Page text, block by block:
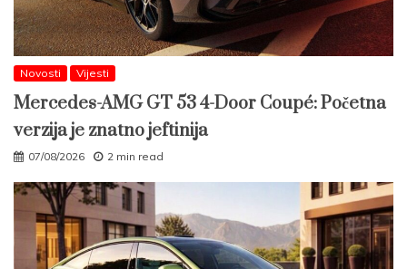
Novosti Vijesti
Mercedes-AMG GT 53 4-Door Coupé: Početna
verzija je znatno jeftinija
07/08/2026 2 min read